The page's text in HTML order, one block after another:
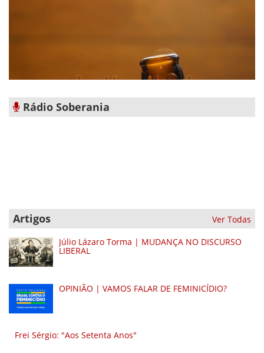
Rádio Soberania
Artigos Ver Todas
Júlio Lázaro Torma | MUDANÇA NO DISCURSO
LIBERAL
OPINIÃO | VAMOS FALAR DE FEMINICÍDIO?
Frei Sérgio: "Aos Setenta Anos"